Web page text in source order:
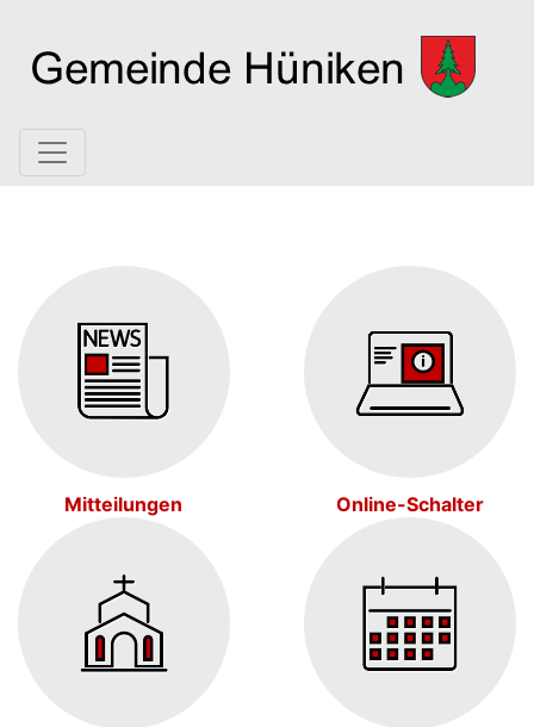
Mitteilungen Online-Schalter